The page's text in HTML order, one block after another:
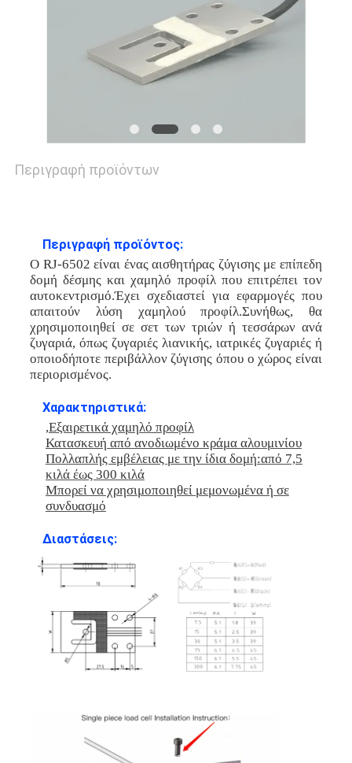
ΜΥΣΤΙΚΌΤΗΤΑΣ
Περιγραφή προϊόντων
Περιγραφή προϊόντος:
Ο RJ-6502 είναι ένας αισθητήρας ζύγισης με επίπεδη
δομή δέσμης και χαμηλό προφίλ που επιτρέπει τον
αυτοκεντρισμό.Έχει σχεδιαστεί για εφαρμογές που
απαιτούν λύση χαμηλού προφίλ.Συνήθως, θα
χρησιμοποιηθεί σε σετ των τριών ή τεσσάρων ανά
ζυγαριά, όπως ζυγαριές λιανικής, ιατρικές ζυγαριές ή
οποιοδήποτε περιβάλλον ζύγισης όπου ο χώρος είναι
περιορισμένος.
Χαρακτηριστικά:
,Εξαιρετικά χαμηλό προφίλ
Κατασκευή από ανοδιωμένο κράμα αλουμινίου
Πολλαπλής εμβέλειας με την ίδια δομή:από 7,5
κιλά έως 300 κιλά
Μπορεί να χρησιμοποιηθεί μεμονωμένα ή σε
συνδυασμό
Διαστάσεις: